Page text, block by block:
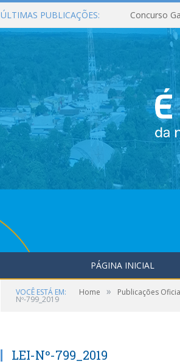
ÚLTIMAS PUBLICAÇÕES: Concurso
PÁGINA INICIAL
VOCÊ ESTÁ EM: Home » Publicações
Nº-799_2019
LEI-Nº-799_2019